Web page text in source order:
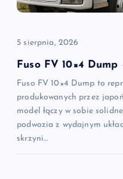
5 sierpnia, 2026
Fuso FV 10×4
Fuso FV 10×4 Dump to
produkowanych przez
model łączy w sobie
podwozia z wydajnym
skrzyni…